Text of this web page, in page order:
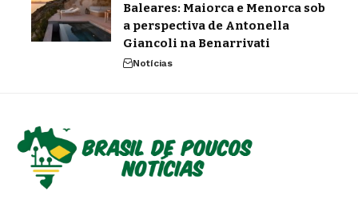
Baleares: Maiorca e Menorca sob
a perspectiva de Antonella
Giancoli na Benarrivati
Notícias